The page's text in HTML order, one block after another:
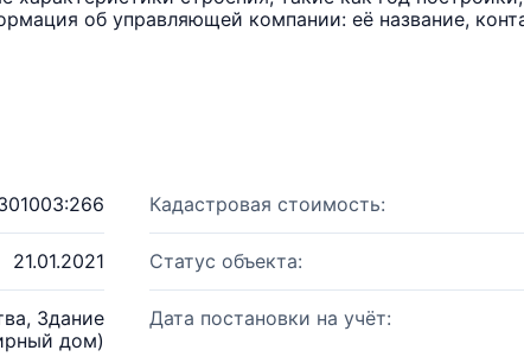
об управляющей компании: её название,
Кадастровая стоимость:
21.01.2021 Статус объекта:
Здание
дом)
Дата постановки на учёт: